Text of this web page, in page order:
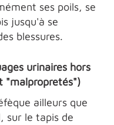
ses poils, se
jusqu'à se
blessures.
urinaires hors
"malpropretés")
ailleurs que
sur le tapis de